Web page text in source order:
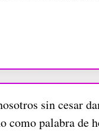
sin cesar
como palabra de